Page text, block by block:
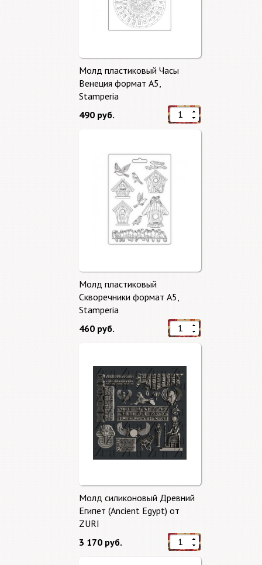
Молд пластиковый Часы
Венеция формат А5,
Stamperia
490 руб.
Молд пластиковый
Скворечники формат А5,
Stamperia
460 руб.
Молд силиконовый Древний
Египет (Ancient Egypt) от
ZURI
3 170 руб.